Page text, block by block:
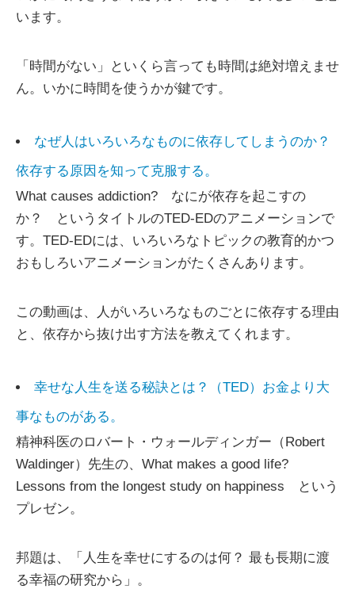
います。
「時間がない」といくら言っても時間は絶対増えませ
ん。いかに時間を使うかが鍵です。
なぜ人はいろいろなものに依存してしまうのか？
依存する原因を知って克服する。
What causes addiction? なにが依存を起こすの
か？ というタイトルのTED-EDのアニメーションで
す。TED-EDには、いろいろなトピックの教育的かつ
おもしろいアニメーションがたくさんあります。
この動画は、人がいろいろなものごとに依存する理由
と、依存から抜け出す方法を教えてくれます。
幸せな人生を送る秘訣とは？（TED）お金より大
事なものがある。
精神科医のロバート・ウォールディンガー（Robert
Waldinger）先生の、What makes a good life?
Lessons from the longest study on happiness という
プレゼン。
邦題は、「人生を幸せにするのは何？ 最も長期に渡
る幸福の研究から」。